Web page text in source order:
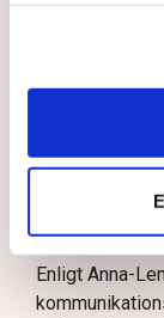
och varnade
På sociala
bör ge
ha en
och
Nu svarar
Enligt Anna-